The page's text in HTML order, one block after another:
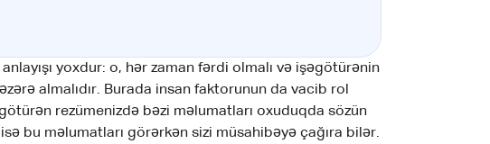
yoxdur: o, hər zaman fərdi olmalı və işəgötürənin
almalıdır. Burada insan faktorunun da vacib rol
rezümenizdə bəzi məlumatları oxuduqda sözün
bu məlumatları görərkən sizi müsahibəyə çağıra bilər.